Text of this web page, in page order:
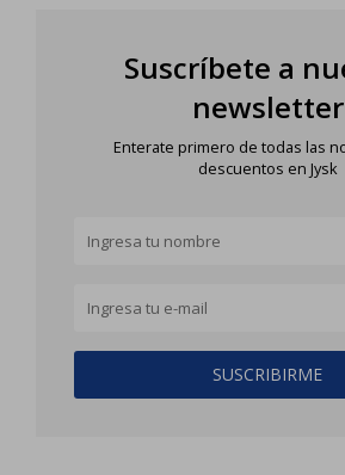
Suscríbete a
newsletter
Enterate primero de todas las
descuentos en Jysk
SUSCRIBIRME